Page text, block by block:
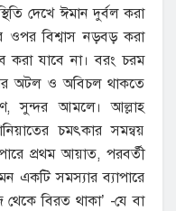
দেখে ঈমান দুর্বল করা
ওপর বিশ্বাস নড়বড় করা
করা যাবে না। বরং চরম
অটল ও অবিচল থাকতে
সুন্দর আমলে। আল্লাহ
চমৎকার সমন্বয়
প্রথম আয়াত, পরবর্তী
একটি সমস্যার ব্যাপারে
বিরত থাকা’ -যে বা